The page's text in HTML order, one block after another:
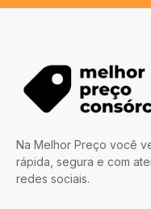
Na Melhor Preço você
rápida, segura e com
redes sociais.